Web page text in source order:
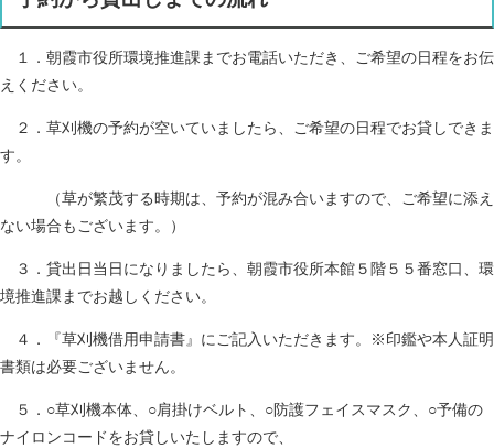
１．朝霞市役所環境推進課までお電話いただき、ご希望の日程をお伝
えください。
２．草刈機の予約が空いていましたら、ご希望の日程でお貸しできま
す。
（草が繁茂する時期は、予約が混み合いますので、ご希望に添え
ない場合もございます。）
３．貸出日当日になりましたら、朝霞市役所本館５階５５番窓口、環
境推進課までお越しください。
４．『草刈機借用申請書』にご記入いただきます。※印鑑や本人証明
書類は必要ございません。
５．○草刈機本体、○肩掛けベルト、○防護フェイスマスク、○予備の
ナイロンコードをお貸しいたしますので、